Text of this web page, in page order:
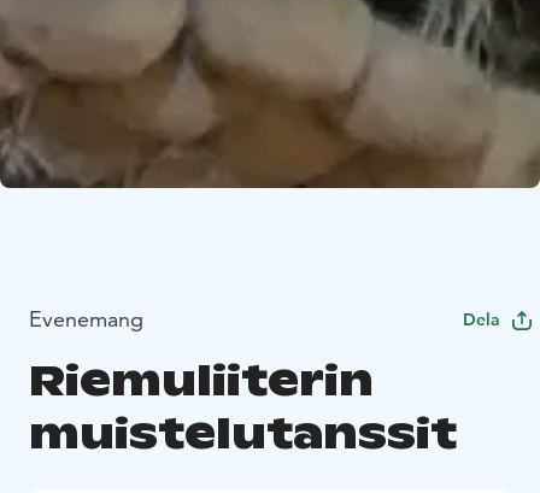
Evenemang Dela
Riemuliiterin
muistelutanssit